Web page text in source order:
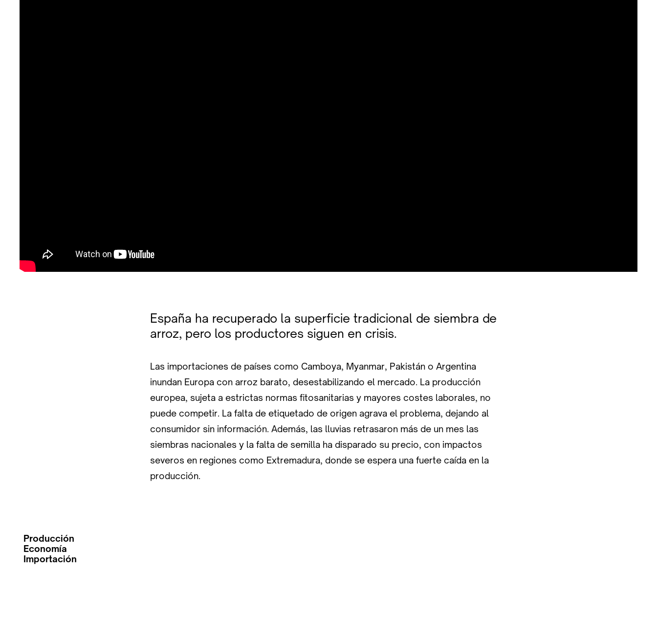
España ha recuperado la superficie tradicional de siembra de
arroz, pero los productores siguen en crisis.
Las importaciones de países como Camboya, Myanmar, Pakistán o Argentina
inundan Europa con arroz barato, desestabilizando el mercado. La producción
europea, sujeta a estrictas normas fitosanitarias y mayores costes laborales, no
puede competir. La falta de etiquetado de origen agrava el problema, dejando al
consumidor sin información. Además, las lluvias retrasaron más de un mes las
siembras nacionales y la falta de semilla ha disparado su precio, con impactos
severos en regiones como Extremadura, donde se espera una fuerte caída en la
producción.
Producción
Economía
Importación